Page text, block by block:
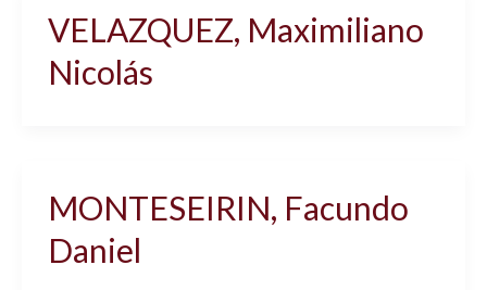
VELAZQUEZ, Maximiliano
Nicolás
MONTESEIRIN, Facundo
Daniel